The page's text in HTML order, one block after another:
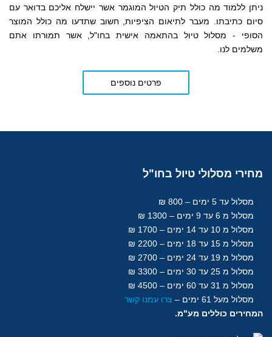
ניתן ללמוד מה כולל תיק הטיול המוגמר אשר יישלח אליכם בדואר עם
סיום כתיבתו. מעבר לתיאום הציפיות, חשוב שתדעו מה כולל המוצר
הסופי - מסלול טיול בהתאמה אישית בחו"ל, אשר תמורתו אתם
משלמים לנו.
פרטים נוספים
מחירי מסלולי טיול בחו"ל
מסלול עד 5 ימים – 800 ₪
מסלול מ 6 עד 9 ימים – 1300 ₪
מסלול מ 10 עד 14 ימים – 1700 ₪
מסלול מ 15 עד 18
ימים – 2200 ₪
מסלול מ 19 עד 24 ימים – 2700 ₪
מסלול מ 25 עד 30
ימים – 3300 ₪
מסלול מ 31 עד 60
ימים – 4500 ₪
מסלול מעל 61
ימים – צרו עמנו קשר
המחירים כוללים מע"מ.